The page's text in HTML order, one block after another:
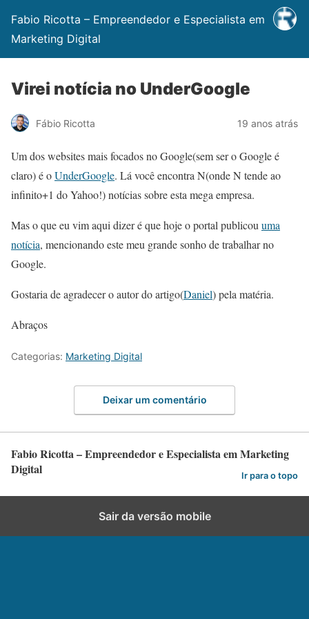
Fabio Ricotta – Empreendedor e Especialista em
Marketing Digital
Virei notícia no UnderGoogle
Fábio Ricotta 19 anos atrás
Um dos websites mais focados no Google(sem ser o Google é
claro) é oUnderGoogle. Lá você encontra N(onde N tende ao
infinito+1 do Yahoo!) notícias sobre esta mega empresa.
Mas o que eu vim aqui dizer é que hoje o portal publicou uma
notícia, mencionando este meu grande sonho de trabalhar no
Google.
Gostaria de agradecer o autor do artigo(Daniel) pela matéria.
Abraços
Categorias: Marketing Digital
Deixar um comentário
Fabio Ricotta – Empreendedor e Especialista em Marketing
Digital
Ir para o topo
Sair da versão mobile